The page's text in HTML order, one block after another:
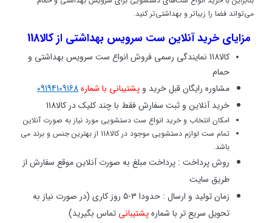
می‌تواند فضا را زیباتر و بهداشتی‌تر کنید.
مزایایخرید آنلاین ست سرویس بهداشتی از کالا118
کالا118 نمایندگی رسمی فروش انواع
ست سرویس بهداشتی و
حمام
مشاوره رایگان قبل خرید و پشتیبانی با شماره09194109168
خرید آنلاین و ثبت سفارش فقط با چند کلیک در کالا118
امکان انتخاب و خرید انواع ست دستشویی مورد نیاز به صورت آنلاین
تمام ست لوازم دستشویی موجود در کالا118 از بهترین جنس و برند می
باشد.
روش پرداخت : پرداخت مبلغ به صورت آنلاین موقع سفارش از
طریق سایت
زمان تولید و ارسال : حدودا 3-5 روز کاری (در صورت نیاز به
تحویل سریع تر با شمارهپشتیبانی تماس بگیرید)